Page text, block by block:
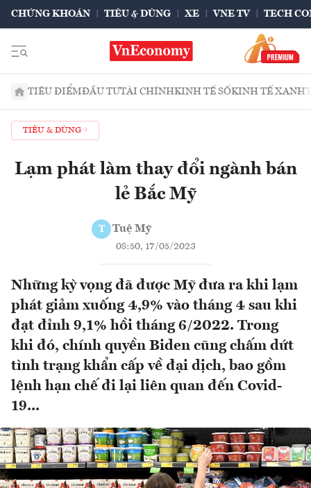
CHỨNG KHOÁN TIÊU & DÙNG XE VNE TV TECH
TIÊU ĐIỂMĐẦU TƯTÀI CHÍNHKINH TẾ SỐKINH TẾ XANH
TIÊU & DÙNG
Lạm phát làm thay đổi ngành bán
lẻ Bắc Mỹ
T Tuệ Mỹ
08:50, 17/05/2023
Những kỳ vọng đã được Mỹ đưa ra khi lạm
phát giảm xuống 4,9% vào tháng 4 sau khi
đạt đỉnh 9,1% hồi tháng 6/2022. Trong
khi đó, chính quyền Biden cũng chấm dứt
tình trạng khẩn cấp về đại dịch, bao gồm
lệnh hạn chế đi lại liên quan đến Covid-
19...